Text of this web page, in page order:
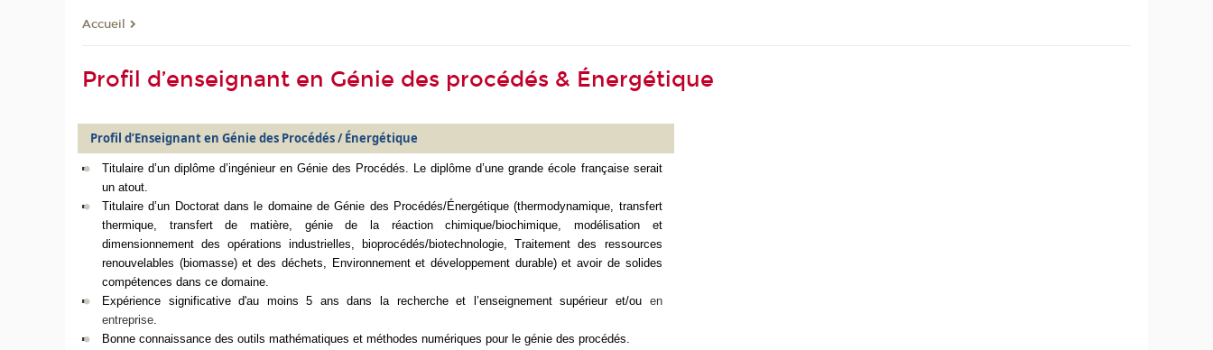
Accueil
Profil d’enseignant en Génie des procédés & Énergétique
Profil d’Enseignant en Génie des Procédés / Énergétique
Titulaire d’un diplôme d’ingénieur en Génie des Procédés. Le diplôme d’une grande école française serait
un atout.
Titulaire d’un Doctorat dans le domaine de Génie des Procédés/Énergétique (thermodynamique, transfert
thermique, transfert de matière, génie de la réaction chimique/biochimique, modélisation et
dimensionnement des opérations industrielles, bioprocédés/biotechnologie, Traitement des ressources
renouvelables (biomasse) et des déchets, Environnement et développement durable) et avoir de solides
compétences dans ce domaine.
Expérience significative d'au moins 5 ans dans la recherche et l’enseignement supérieur et/ou en
entreprise.
Bonne connaissance des outils mathématiques et méthodes numériques pour le génie des procédés.